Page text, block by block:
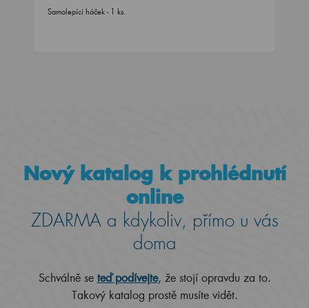
Samolepící háček - 1 ks.
Nový katalog k prohlédnutí
online
ZDARMA a kdykoliv, přímo u vás
doma
Schválně se teď podívejte, že stojí opravdu za to.
Takový katalog prostě musíte vidět.